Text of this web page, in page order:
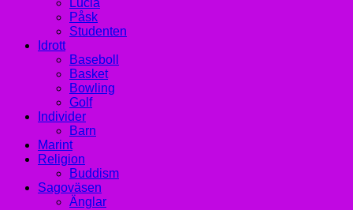
Lucia
Påsk
Studenten
Idrott
Baseboll
Basket
Bowling
Golf
Individer
Barn
Marint
Religion
Buddism
Sagoväsen
Änglar